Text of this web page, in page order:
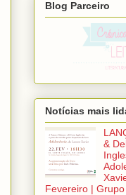
Blog Parceiro
Notícias mais
&
Fevereiro |